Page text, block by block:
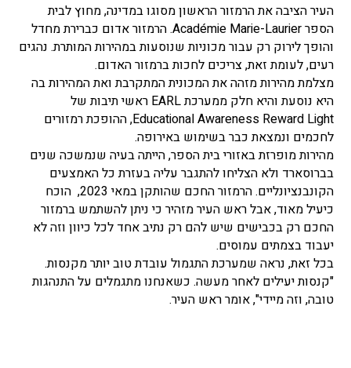
העיר הציבה את הרמזור הראשון מסוגו במדינה, מחוץ לבית
הספר Académie Marie-Laurier. הרמזור אדום כברירת מחדל
והופך לירוק רק עבור מכוניות שנוסעות במהירות המותרת. נהגים
רעים, לעומת זאת, צריכים לחכות ברמזור האדום.
מצלמת מהירות מזהה את המכונית המתקרבת ואת המהירות בה
היא נוסעת והיא חלק ממערכת EARL ראשי תיבות של
Educational Awareness Reward Light, ההופכת רמזורים
לחכמים ונמצאת כבר בשימוש באירופה.
מהירות מופרזת באזורי בית הספר, הייתה בעיה שנמשכה שנים
בברוסארד ולא הצליחו להתגבר עליה בעזרת כל האמצעים
הקונבנציונליים. הרמזור החכם שהותקן במאי 2023, הוכח
כיעיל מאוד, אבל ראש העיר מזהיר כי ניתן להשתמש ברמזור
החכם רק בכבישים שיש להם רק נתיב אחד לכל כיוון וזה לא
יעבוד בצמתים עמוסים.
בכל זאת, נראה שמערכת התגמול עובדת טוב יותר מקנסות.
"קנסות יעילים לאחר מעשה. כשאנחנו מתגמלים על התנהגות
טובה, וזה מיידי", אומר ראש העיר.